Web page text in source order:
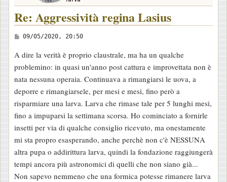
Re: Aggressività regina Lasius
M
s
s
a
g
g
i
o
09/05/2020, 20:50
A dire la verità è proprio claustrale, ma ha un qualche
problemino: in quasi un'anno post cattura e improvettata non è
nata nessuna operaia. Continuava a rimangiarsi le uova, a
deporre e rimangiarsele, per mesi e mesi, fino però a
risparmiare una larva. Larva che rimase tale per 5 lunghi mesi,
fino a impuparsi la settimana scorsa. Ho cominciato a fornirle
insetti per via di qualche consiglio ricevuto, ma onestamente
mi sta propro esasperando, anche perchè non c'è NESSUNA
altra pupa o addirittura larva, quindi la fondazione raggiungerà
tempi ancora più astronomici di quelli che non siano già...
Non sapevo nemmeno che una formica potesse rimanere larva